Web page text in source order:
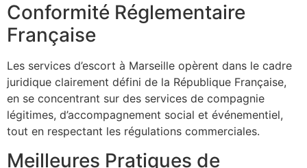
Conformité Réglementaire
Française
Les services d’escort à Marseille opèrent dans le cadre
juridique clairement défini de la République Française,
en se concentrant sur des services de compagnie
légitimes, d’accompagnement social et événementiel,
tout en respectant les régulations commerciales.
Meilleures Pratiques de